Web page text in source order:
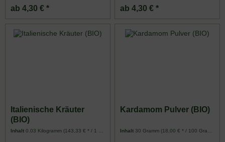
ab 4,30 € * ab 4,30 € *
Italienische Kräuter
(BIO)
Inhalt0.03 Kilogramm (143,33 € * / 1 Kilogramm)
Kardamom Pulver (BIO)
Inhalt30 Gramm (18,00 € * / 100 Gramm)